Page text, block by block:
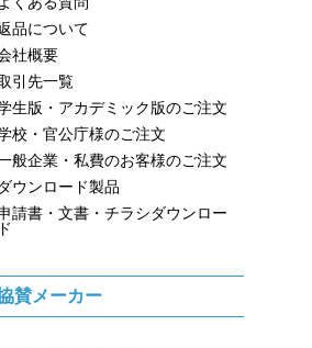
品について
社概要
引先一覧
生版・アカデミック版のご注文
校・官公庁様のご注文
般企業・私費のお客様のご注文
ダウンロード製品
請書・文書・チラシダウンロー
ド
賛メーカー